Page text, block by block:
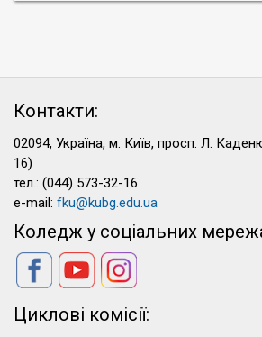
Контакти:
02094, Україна, м. Київ, просп. Л.
16)
тел.: (044) 573-32-16
e-mail: fku@kubg.edu.ua
Коледж у соціальних
Циклові комісії: